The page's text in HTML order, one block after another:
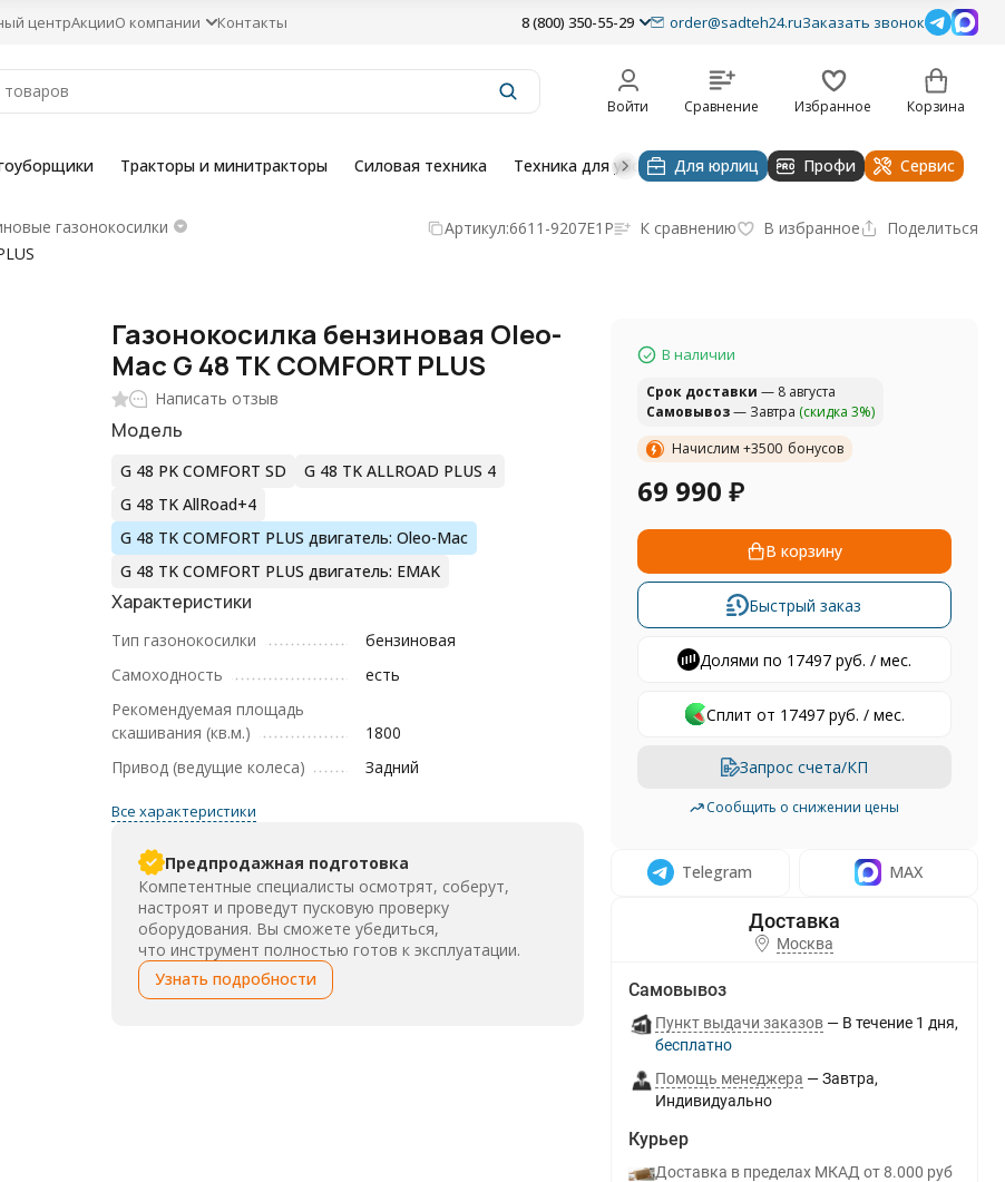
центрАкцииО компании Контакты 8 (800) 350-55-29 order@sadteh24.ruЗаказать звонок
Войти Сравнение Избранное Корзина
Тракторы и минитракторы Силовая техника Техника для уборки Строительная техника
Для юрлиц Профи Сервис
газонокосилки
Артикул:6611-9207E1P К сравнению В избранное Поделиться
Газонокосилка бензиновая Oleo-
Mac G 48 TK COMFORT PLUS
Написать отзыв
Модель
G 48 PK COMFORT SD
G 48 TK ALLROAD PLUS 4
G 48 TK AllRoad+4
G 48 TK COMFORT PLUS двигатель: Oleo-Mac
G 48 TK COMFORT PLUS двигатель: EMAK
Характеристики
Тип газонокосилки
бензиновая
Самоходность
есть
Рекомендуемая площадь
скашивания (кв.м.)
1800
Привод (ведущие колеса)
Задний
Все характеристики
Предпродажная подготовка
Компетентные специалисты осмотрят, соберут,
настроят и проведут пусковую проверку
оборудования. Вы сможете убедиться,
что инструмент полностью готов к эксплуатации.
Узнать подробности
В наличии
Cрок доставки — 8 августа
Самовывоз— Завтра (скидка 3%)
Начислим +3500 бонусов
69 990 ₽
В корзину
Быстрый заказ
Долями по 17497 руб. / мес.
Сплит от 17497 руб. / мес.
Запрос счета/КП
Сообщить о снижении цены
Telegram MAX
Москва
Самовывоз
Пункт выдачи заказов В течение 1 дня
Бесплатно
Помощь менеджера
Завтра
Индивидуально
Курьер
Доставка в пределах МКАД от 8.000 руб